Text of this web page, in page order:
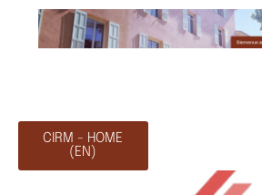
CIRM - HOME
(EN)